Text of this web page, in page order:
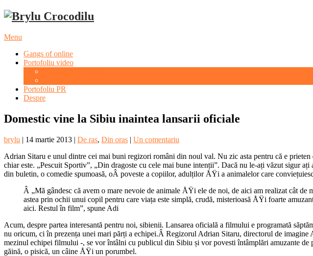
Menu
Gangs of online
Portofoliu video
Portofoliu PR
Despre
Domestic vine la Sibiu inaintea lansarii oficiale
brylu | 14 martie 2013 | De ras, Din oras | Un comentariu
Adrian Sitaru e unul dintre cei mai buni regizori români din noul val. Nu zic asta pentru că e
chiar este. „Pescuit Sportiv”, „Din dragoste cu cele mai bune intenții”. Dacă nu le-ați văzut sigur
din buletin, o comedie spumoasă, oÂ poveste a copiilor, adulților ÅŸi a animalelor care
Â „Mă gândesc că avem o mare nevoie de animale ÅŸi ele de noi, de aici am realizat cât
astea prin ochii unui copil pentru care viața este simplă, crudă, misterioasă ÅŸi foarte
aici. Restul în film”, spune Adi
Acum, despre partea interesantă pentru noi, sibienii. Lansarea oficială a filmului e programată
nu oricum, ci în prezența unei mari părți a echipei.Â Regizorul Adrian Sitaru, directorul de
mezinul echipei filmului -, se vor întâlni cu publicul din Sibiu și vor povesti întâmplări amuzante
găină, o pisică, un câine ÅŸi un porumbel.